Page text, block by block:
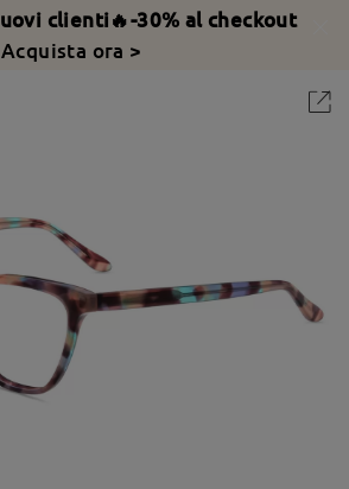
clienti🔥-30% al checkout
Acquista ora >